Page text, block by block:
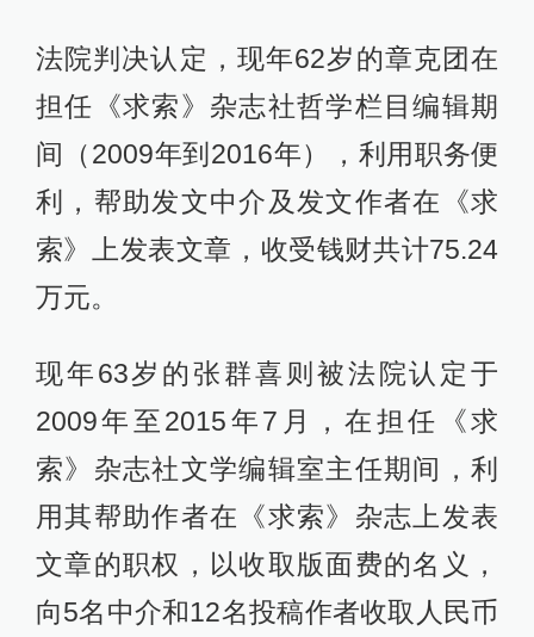
法院判决认定，现年62岁的章克团在
担任《求索》杂志社哲学栏目编辑期
间（2009年到2016年），利用职务便
利，帮助发文中介及发文作者在《求
索》上发表文章，收受钱财共计75.24
万元。
现年63岁的张群喜则被法院认定于
2009年至2015年7月，在担任《求
索》杂志社文学编辑室主任期间，利
用其帮助作者在《求索》杂志上发表
文章的职权，以收取版面费的名义，
向5名中介和12名投稿作者收取人民币